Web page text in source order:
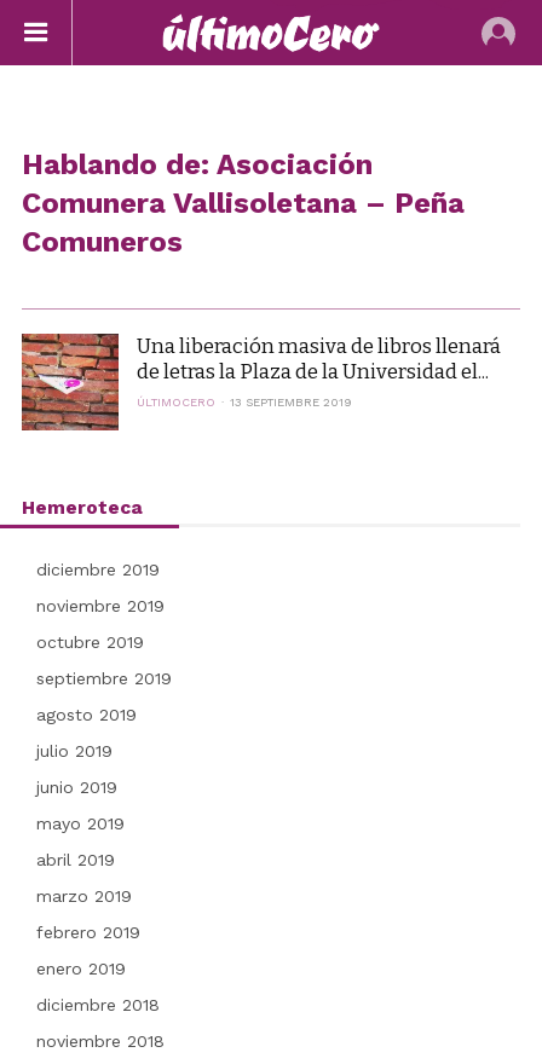
Hablando de: Asociación
Comunera Vallisoletana – Peña
Comuneros
Una liberación masiva de libros llenará
de letras la Plaza de la Universidad el...
ÚLTIMOCERO 13 SEPTIEMBRE 2019
Hemeroteca
diciembre 2019
noviembre 2019
octubre 2019
septiembre 2019
agosto 2019
julio 2019
junio 2019
mayo 2019
abril 2019
marzo 2019
febrero 2019
enero 2019
diciembre 2018
noviembre 2018